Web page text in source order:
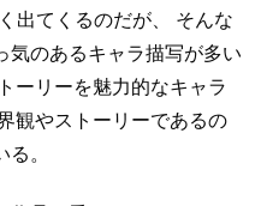
出てくるのだが、
そんな
気のあるキャラ描写が多い
ーリーを魅力的なキャラ
観やストーリーであるの
。